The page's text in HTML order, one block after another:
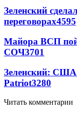
Зеленский
переговорах4595
Майора ВСП
СОЧ3701
Зеленский: США
Patriot3280
Читать комментарии